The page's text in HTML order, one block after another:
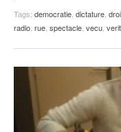
Tags: democratie dictature
radio rue spectacle vecu